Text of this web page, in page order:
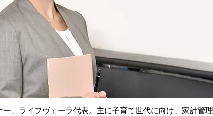
、ライフヴェーラ代表。主に子育て世代に向け、家計管理